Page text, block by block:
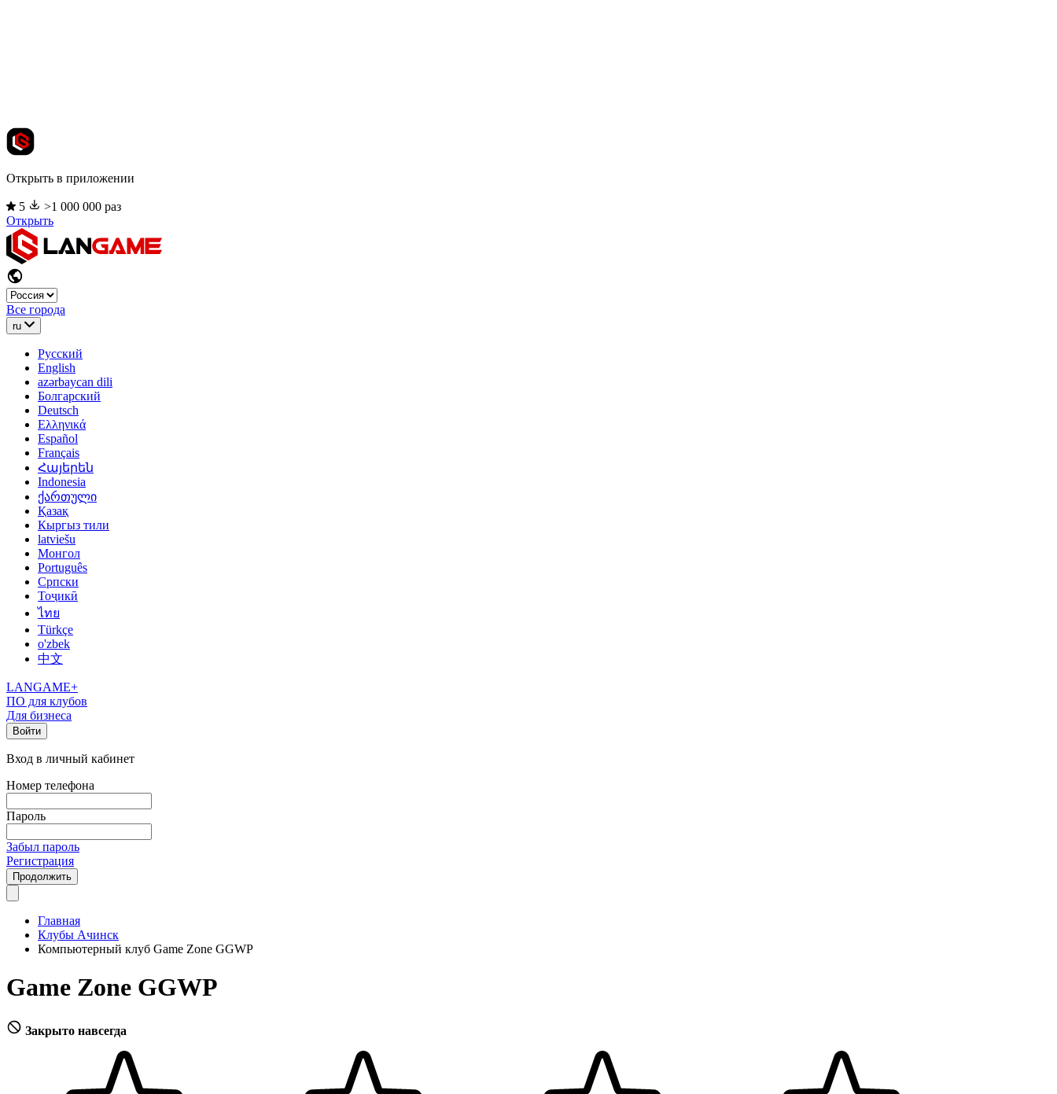
Открыть в приложении
5
>1 000 000 раз
Открыть
Все города
ru
Русский
English
azərbaycan dili
Болгарский
Deutsch
Ελληνικά
Español
Français
Հայերեն
Indonesia
ქართული
Қазақ
Кыргыз тили
latviešu
Монгол
Português
Српски
Тоҷикӣ
ไทย
Türkçe
o'zbek
中文
LANGAME+
ПО для клубов
Для бизнеса
Войти
Вход в личный кабинет
Номер телефона
Пароль
Забыл пароль
Регистрация
Продолжить
Главная
Клубы Ачинск
Компьютерный клуб Game Zone GGWP
Game Zone GGWP
Закрыто навсегда